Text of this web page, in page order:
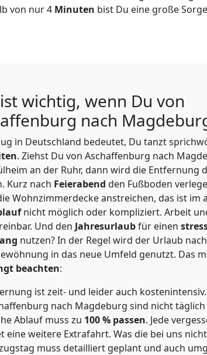
von nur 4 Minuten bist Du eine große
wichtig, wenn Du von
nach
in Deutschland bedeutet, Du tanzt
. Ziehst Du von Aschaffenburg nach
an der Ruhr, dann wird die Entfernung
Kurz nach Feierabend den Fußboden
Wohnzimmerdecke anstreichen, das ist im
nicht möglich oder kompliziert. Arbeit
Und den Jahresurlaubfür einen
nutzen? In der Regel wird der Urlaub
in das neue Umfeld genutzt. Das
beachten:
ist zeit- und leider auch
nach Magdeburg sind nicht
Ablauf muss zu 100 % passen. Jede
eine weitere Extrafahrt. Was die bei uns
muss detailliert geplant und auch